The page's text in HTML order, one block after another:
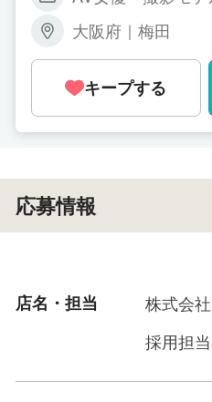
撮影がメイン １回の撮影で20～100万円
■メーカー専属契約 特定のメーカー
との契約となります １回の撮影で80～
0万円 上記以外でも撮影会など様々なお
仕事があります 動画配信・インフルエン
サー 新たに事務所で動画配信チャンネル
ればオファーを受
大阪府｜梅田
キープする
応募情報
店名・担当
株式会
採用担